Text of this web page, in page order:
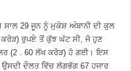
29 ਜੂਨ ਨੂੰ ਮੁਕੇਸ਼ ਅੰਬਾਨੀ ਦੀ ਕੁਲ
ਰੁਪਏ ਤੋਂ ਕੁੱਝ ਘੱਟ ਸੀ, ਜੋ ਹੁਣ
(2 . 60 ਲੱਖ ਕਰੋੜ) ਹੋ ਗਈ। ਇਸ
ਉਸਦੀ ਦੌਲਤ ਵਿੱਚ ਲੱਗਭੱਗ 67 ਹਜਾਰ